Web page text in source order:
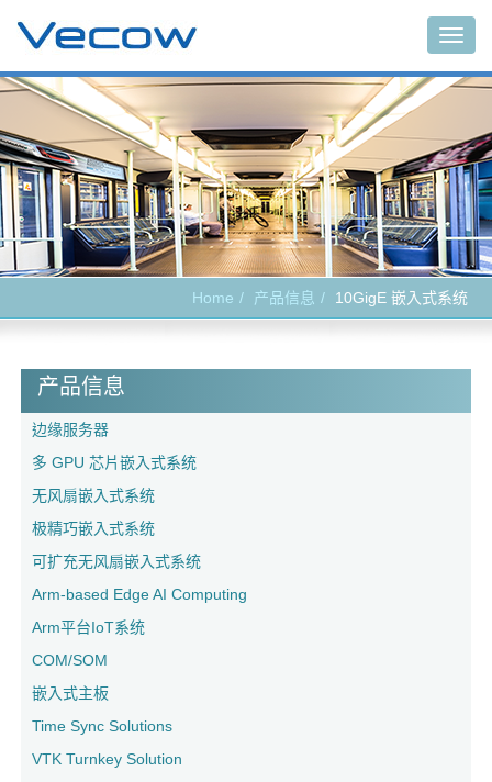
Home 产品信息 10GigE 嵌入式系统
产品信息
边缘服务器
多 GPU 芯片嵌入式系统
无风扇嵌入式系统
极精巧嵌入式系统
可扩充无风扇嵌入式系统
Arm-based Edge AI Computing
Arm平台IoT系统
COM/SOM
嵌入式主板
Time Sync Solutions
VTK Turnkey Solution